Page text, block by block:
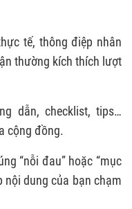
tế, thông điệp nhân
thường kích thích lượt
dẫn, checklist, tips…
cộng đồng.
“nỗi đau” hoặc “mục
nội dung của bạn chạm